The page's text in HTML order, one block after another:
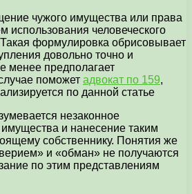
чужого имущества или права
использования человеческого
формулировка обрисовывает
довольно точно и
менее предполагает
поможет адвокат по 159,
по данной статье
незаконное
и нанесение таким
собственнику. Понятия же
и «обман» не получаются
по этим представлениям